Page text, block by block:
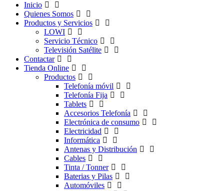
Inicio
Quienes Somos
Productos y Servicios
LOWI
Servicio Técnico
Televisión Satélite
Contactar
Tienda Online
Productos
Telefonía móvil
Telefonía Fija
Tablets
Accesorios Telefonía
Electrónica de consumo
Electricidad
Informática
Antenas y Distribución
Cables
Tinta / Tonner
Baterias y Pilas
Automóviles